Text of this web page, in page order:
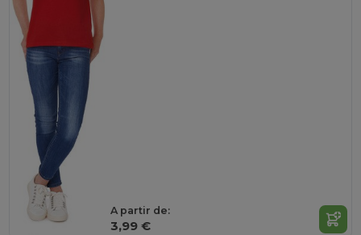
A partir de:
3,99 €